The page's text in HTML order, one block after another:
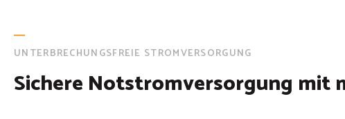
UNTERBRECHUNGSFREIE STROMVERSORGUNG
Sichere Notstromversorgung mit